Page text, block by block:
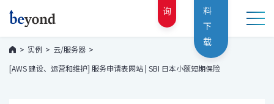
询
料
下
载
实例
云/服务器
[AWS 建设、运营和维护] 服务申请表网站 | SBI 日本小额短期保险